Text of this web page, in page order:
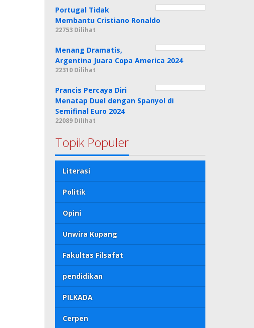
Portugal Tidak
Membantu Cristiano Ronaldo
22753 Dilihat
Menang Dramatis,
Argentina Juara Copa America 2024
22310 Dilihat
Prancis Percaya Diri
Menatap Duel dengan Spanyol di
Semifinal Euro 2024
22089 Dilihat
Topik Populer
Literasi
Politik
Opini
Unwira Kupang
Fakultas Filsafat
pendidikan
PILKADA
Cerpen